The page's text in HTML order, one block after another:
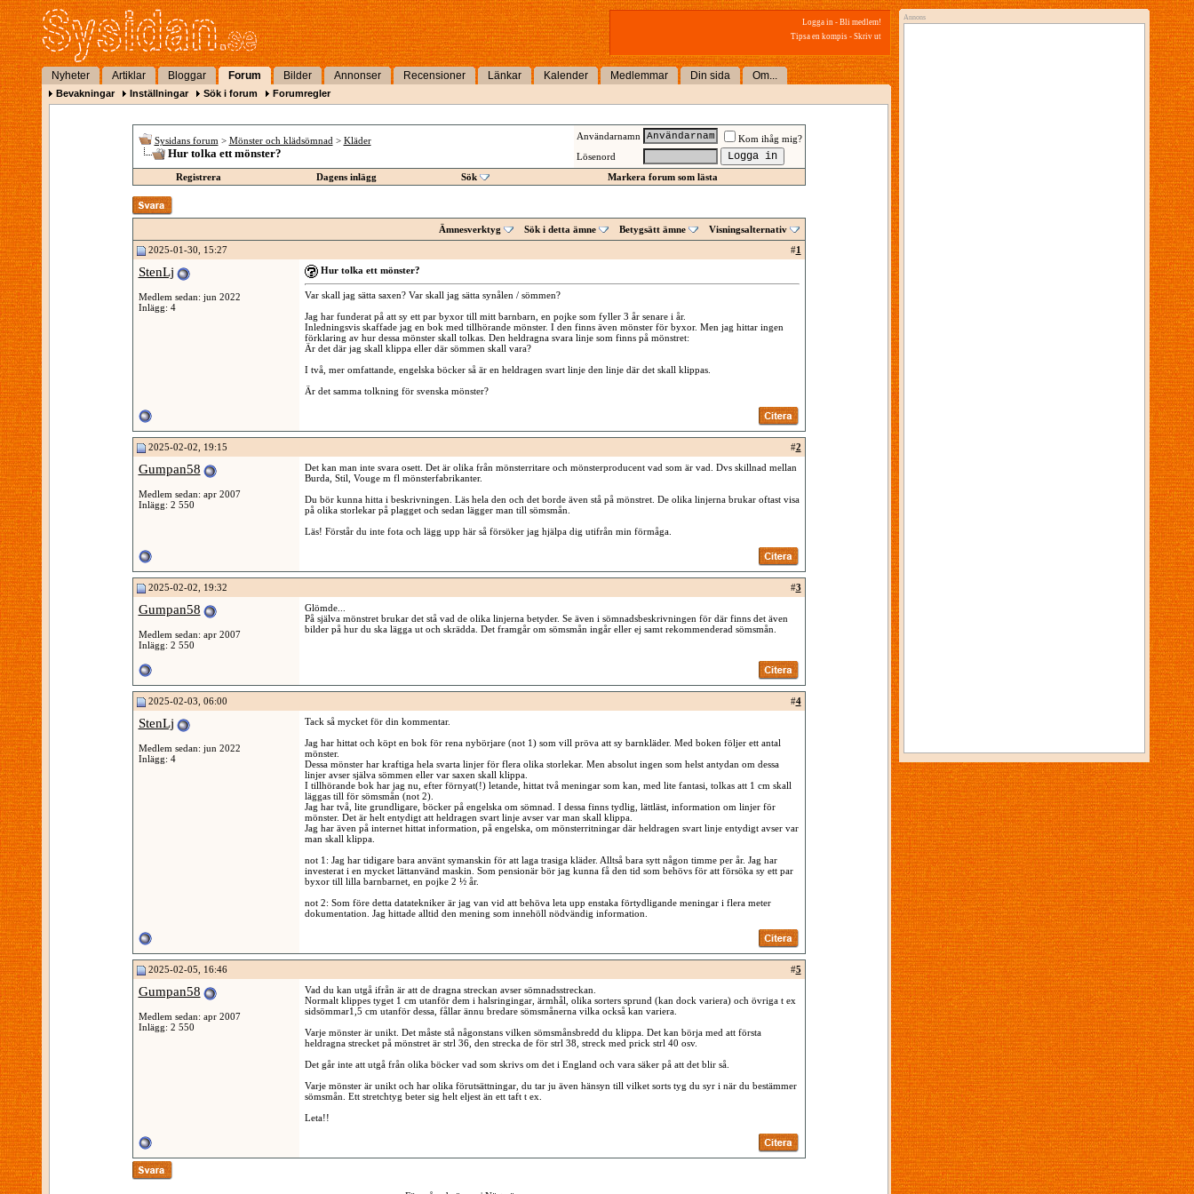
Logga in - Bli medlem!
Tipsa en kompis - Skriv ut
Nyheter Artiklar Bloggar Forum Bilder Annonser Recensioner Länkar Kalender Medlemmar Din sida Om...
Bevakningar Inställningar Sök i forum Forumregler
Sysidans forum > Mönster och klädsömnad > Kläder
Hur tolka ett mönster?
Användarnamn
Kom ihåg mig?
Lösenord
Registrera
Dagens inlägg Sök Markera forum som lästa
Ämnesverktyg Sök i detta ämne Betygsätt ämne
Visningsalternativ
2025-01-30, 15:27
#1
StenLj
Medlem sedan: jun 2022
Inlägg: 4
Hur tolka ett mönster?
Var skall jag sätta saxen? Var skall jag sätta synålen / sömmen?
Jag har funderat på att sy ett par byxor till mitt barnbarn, en pojke som fyller 3 år senare i år.
Inledningsvis skaffade jag en bok med tillhörande mönster. I den finns även mönster för byxor. Men jag hittar ingen
förklaring av hur dessa mönster skall tolkas. Den heldragna svara linje som finns på mönstret:
Är det där jag skall klippa eller där sömmen skall vara?
I två, mer omfattande, engelska böcker så är en heldragen svart linje den linje där det skall klippas.
Är det samma tolkning för svenska mönster?
2025-02-02, 19:15 #2
Gumpan58
Medlem sedan: apr 2007
Inlägg: 2 550
Det kan man inte svara osett. Det är olika från mönsterritare och mönsterproducent vad som är vad. Dvs skillnad mellan
Burda, Stil, Vouge m fl mönsterfabrikanter.
Du bör kunna hitta i beskrivningen. Läs hela den och det borde även stå på mönstret. De olika linjerna brukar oftast visa
på olika storlekar på plagget och sedan lägger man till sömsmån.
Läs! Förstår du inte fota och lägg upp här så försöker jag hjälpa dig utifrån min förmåga.
2025-02-02, 19:32 #3
Gumpan58
Medlem sedan: apr 2007
Inlägg: 2 550
Glömde...
På själva mönstret brukar det stå vad de olika linjerna betyder. Se även i sömnadsbeskrivningen för där finns det även
bilder på hur du ska lägga ut och skrädda. Det framgår om sömsmån ingår eller ej samt rekommenderad sömsmån.
2025-02-03, 06:00 #4
StenLj
Medlem sedan: jun 2022
Inlägg: 4
Tack så mycket för din kommentar.
Jag har hittat och köpt en bok för rena nybörjare (not 1) som vill pröva att sy barnkläder. Med boken följer ett antal
mönster.
Dessa mönster har kraftiga hela svarta linjer för flera olika storlekar. Men absolut ingen som helst antydan om dessa
linjer avser själva sömmen eller var saxen skall klippa.
I tillhörande bok har jag nu, efter förnyat(!) letande, hittat två meningar som kan, med lite fantasi, tolkas att 1 cm skall
läggas till för sömsmån (not 2).
Jag har två, lite grundligare, böcker på engelska om sömnad. I dessa finns tydlig, lättläst, information om linjer för
mönster. Det är helt entydigt att heldragen svart linje avser var man skall klippa.
Jag har även på internet hittat information, på engelska, om mönsterritningar där heldragen svart linje entydigt avser var
man skall klippa.
not 1: Jag har tidigare bara använt symanskin för att laga trasiga kläder. Alltså bara sytt någon timme per år. Jag har
investerat i en mycket lättanvänd maskin. Som pensionär bör jag kunna få den tid som behövs för att försöka sy ett par
byxor till lilla barnbarnet, en pojke 2 ½ år.
not 2: Som före detta datatekniker är jag van vid att behöva leta upp enstaka förtydligande meningar i flera meter
dokumentation. Jag hittade alltid den mening som innehöll nödvändig information.
2025-02-05, 16:46 #5
Gumpan58
Medlem sedan: apr 2007
Inlägg: 2 550
Vad du kan utgå ifrån är att de dragna streckan avser sömnadsstreckan.
Normalt klippes tyget 1 cm utanför dem i halsringingar, ärmhål, olika sorters sprund (kan dock variera) och övriga t ex
sidsömmar1,5 cm utanför dessa, fållar ännu bredare sömsmånerna vilka också kan variera.
Varje mönster är unikt. Det måste stå någonstans vilken sömsmånsbredd du klippa. Det kan börja med att första
heldragna strecket på mönstret är strl 36, den strecka de för strl 38, streck med prick strl 40 osv.
Det går inte att utgå från olika böcker vad som skrivs om det i England och vara säker på att det blir så.
Varje mönster är unikt och har olika förutsättningar, du tar ju även hänsyn till vilket sorts tyg du syr i när du bestämmer
sömsmån. Ett stretchtyg beter sig helt eljest än ett taft t ex.
Leta!!
Annons